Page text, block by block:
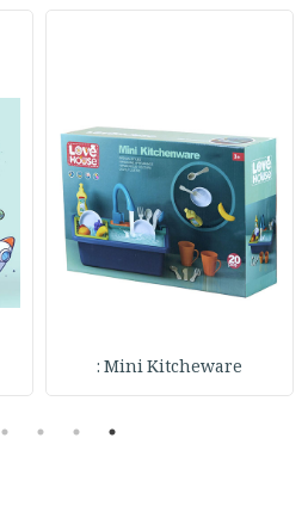
Mini Kitcheware :
1
2
3
4